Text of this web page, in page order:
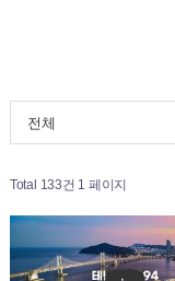
전체
Total 133건 1 페이지